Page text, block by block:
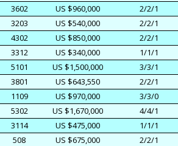
3602
US $960,000 2/2/1
3203
US $540,000 2/2/1
4302
US $850,000 2/2/1
3312
US $340,000 1/1/1
5101
US $1,500,000 3/3/1
3801
US $643,550 2/2/1
1109
US $970,000 3/3/0
5302
US $1,670,000 4/4/1
3114
US $475,000 1/1/1
508
US $675,000 2/2/1